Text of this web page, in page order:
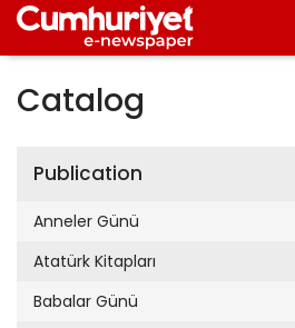
Catalog
Publication
Anneler Günü
Atatürk Kitapları
Babalar Günü